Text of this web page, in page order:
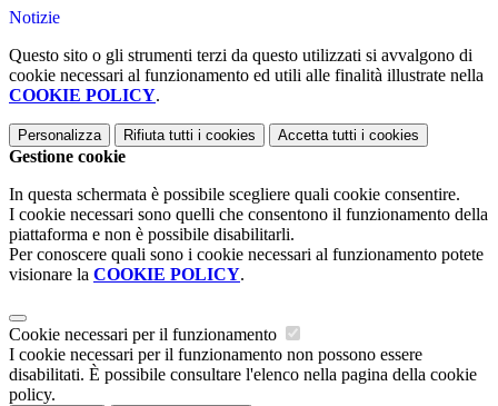
Notizie
Questo sito o gli strumenti terzi da questo utilizzati si avvalgono di
cookie necessari al funzionamento ed utili alle finalità illustrate nella
COOKIE POLICY.
Personalizza Rifiuta tutti i cookies Accetta tutti i cookies
Gestione cookie
In questa schermata è possibile scegliere quali cookie consentire.
I cookie necessari sono quelli che consentono il funzionamento della
piattaforma e non è possibile disabilitarli.
Per conoscere quali sono i cookie necessari al funzionamento potete
visionare la COOKIE POLICY.
Cookie necessari per il funzionamento
I cookie necessari per il funzionamento non possono essere
disabilitati. È possibile consultare l'elenco nella pagina della cookie
policy.